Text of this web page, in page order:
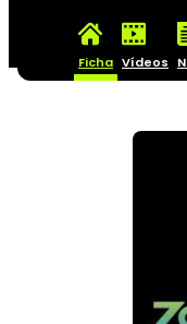
Ficha Vídeos